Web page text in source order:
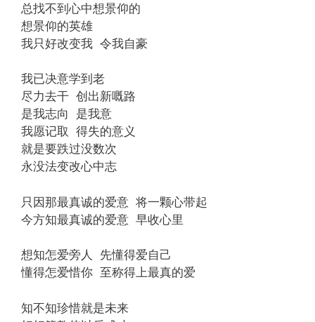
总找不到心中想景仰的
想景仰的英雄
我只好改变我 令我自豪
我已决意学到老
尽力去干 创出新嘅路
是我志向 是我意
我愿记取 得失的意义
就是要跌过没数次
永没法变改心中志
只因那最真诚的爱意 将一颗心带起
今方知最真诚的爱意 早收心里
想知怎爱旁人 先懂得爱自己
懂得怎爱惜你 至称得上最真的爱
知不知珍惜就是未来